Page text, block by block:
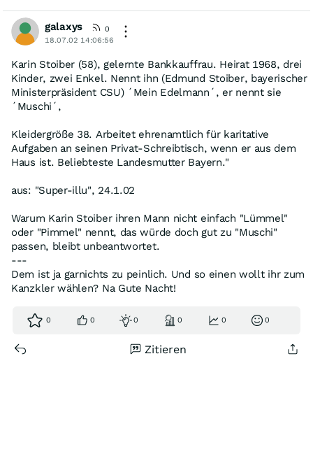
galaxys
0
18.07.02 14:06:56
Karin Stoiber (58), gelernte Bankkauffrau. Heirat 1968, drei
Kinder, zwei Enkel. Nennt ihn (Edmund Stoiber, bayerischer
Ministerpräsident CSU) ´Mein Edelmann´, er nennt sie
´Muschi´,
Kleidergröße 38. Arbeitet ehrenamtlich für karitative
Aufgaben an seinen Privat-Schreibtisch, wenn er aus dem
Haus ist. Beliebteste Landesmutter Bayern."
aus: "Super-illu", 24.1.02
Warum Karin Stoiber ihren Mann nicht einfach "Lümmel"
oder "Pimmel" nennt, das würde doch gut zu "Muschi"
passen, bleibt unbeantwortet.
---
Dem ist ja garnichts zu peinlich. Und so einen wollt ihr zum
Kanzkler wählen? Na Gute Nacht!
0 0 0 0 0 0
Zitieren